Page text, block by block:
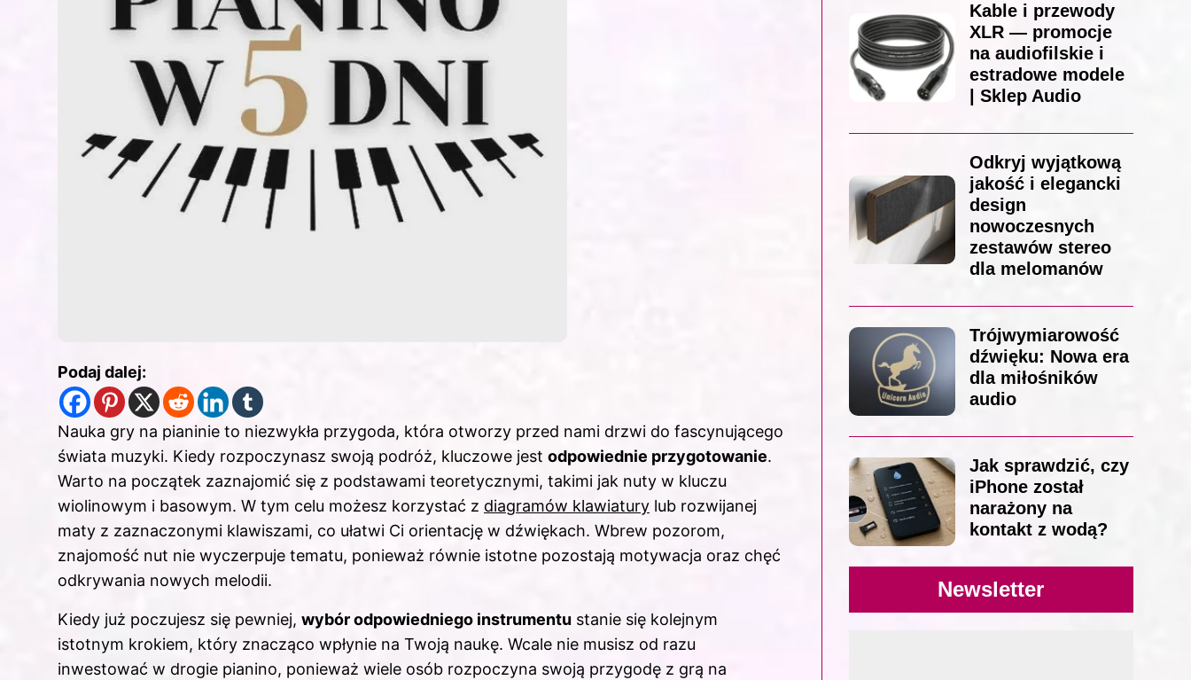
Podaj dalej:
Nauka gry na pianinie to niezwykła przygoda, która otworzy przed nami drzwi do fascynującego
świata muzyki. Kiedy rozpoczynasz swoją podróż, kluczowe jest odpowiednie przygotowanie.
Warto na początek zaznajomić się z podstawami teoretycznymi, takimi jak nuty w kluczu
wiolinowym i basowym. W tym celu możesz korzystać z diagramów klawiatury lub rozwijanej
maty z zaznaczonymi klawiszami, co ułatwi Ci orientację w dźwiękach. Wbrew pozorom,
znajomość nut nie wyczerpuje tematu, ponieważ równie istotne pozostają motywacja oraz chęć
odkrywania nowych melodii.
Kiedy już poczujesz się pewniej, wybór odpowiedniego instrumentu stanie się kolejnym
istotnym krokiem, który znacząco wpłynie na Twoją naukę. Wcale nie musisz od razu
inwestować w drogie pianino, ponieważ wiele osób rozpoczyna swoją przygodę z grą na
Kable i przewody
XLR — promocje
na audiofilskie i
estradowe modele
| Sklep Audio
Odkryj wyjątkową
jakość i elegancki
design
nowoczesnych
zestawów stereo
dla melomanów
Trójwymiarowość
dźwięku: Nowa era
dla miłośników
audio
Jak sprawdzić, czy
iPhone został
narażony na
kontakt z wodą?
Newsletter